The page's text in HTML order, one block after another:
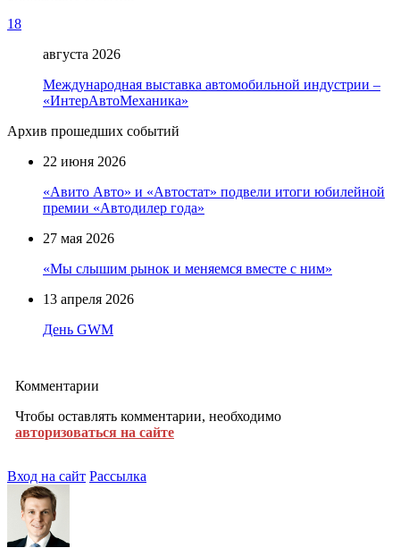
18
августа 2026
Международная выставка автомобильной индустрии –
«ИнтерАвтоМеханика»
Архив прошедших событий
22 июня 2026
«Авито Авто» и «Автостат» подвели итоги юбилейной
премии «Автодилер года»
27 мая 2026
«Мы слышим рынок и меняемся вместе с ним»
13 апреля 2026
День GWM
Комментарии
Чтобы оставлять комментарии, необходимо
авторизоваться на сайте
Вход на сайт Рассылка